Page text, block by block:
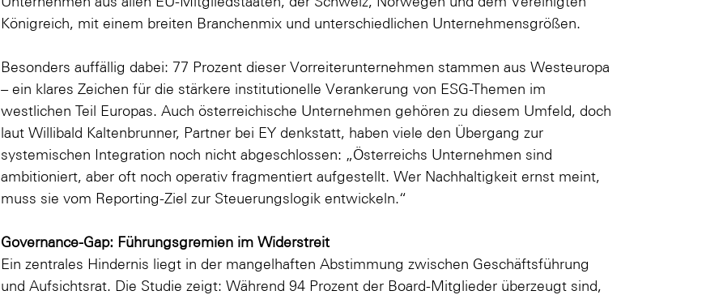
Königreich, mit einem breiten Branchenmix und unterschiedlichen Unternehmensgrößen.
Besonders auffällig dabei: 77 Prozent dieser Vorreiterunternehmen stammen aus Westeuropa
– ein klares Zeichen für die stärkere institutionelle Verankerung von ESG-Themen im
westlichen Teil Europas. Auch österreichische Unternehmen gehören zu diesem Umfeld, doch
laut Willibald Kaltenbrunner, Partner bei EY denkstatt, haben viele den Übergang zur
systemischen Integration noch nicht abgeschlossen: „Österreichs Unternehmen sind
ambitioniert, aber oft noch operativ fragmentiert aufgestellt. Wer Nachhaltigkeit ernst meint,
muss sie vom Reporting-Ziel zur Steuerungslogik entwickeln.“
Governance-Gap: Führungsgremien im Widerstreit
Ein zentrales Hindernis liegt in der mangelhaften Abstimmung zwischen Geschäftsführung
und Aufsichtsrat. Die Studie zeigt: Während 94 Prozent der Board-Mitglieder überzeugt sind,